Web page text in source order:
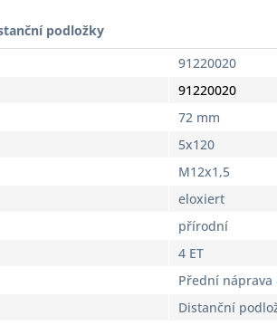
podložky
91220020
91220020
72 mm
5x120
M12x1,5
eloxiert
přírodní
4 ET
Přední náprava
Distanční